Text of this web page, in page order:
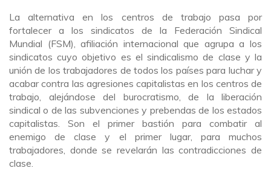
La alternativa en los centros de trabajo pasa por
fortalecer a los sindicatos de la Federación Sindical
Mundial (FSM), afiliación internacional que agrupa a los
sindicatos cuyo objetivo es el sindicalismo de clase y la
unión de los trabajadores de todos los países para luchar y
acabar contra las agresiones capitalistas en los centros de
trabajo, alejándose del burocratismo, de la liberación
sindical o de las subvenciones y prebendas de los estados
capitalistas. Son el primer bastión para combatir al
enemigo de clase y el primer lugar, para muchos
trabajadores, donde se revelarán las contradicciones de
clase.